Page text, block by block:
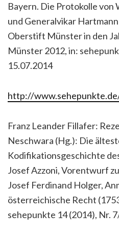
Bayern. Die Protokolle
und Generalvikar
Oberstift Münster in den
Münster 2012, in:
15.07.2014
http://
Franz Leander Fillafer:
Neschwara (Hg.): Die
Kodifikationsgeschichte
Josef Azzoni, Vorentwurf
Josef Ferdinand Holger,
österreichische Recht
sehepunkte 14 (2014), Nr.